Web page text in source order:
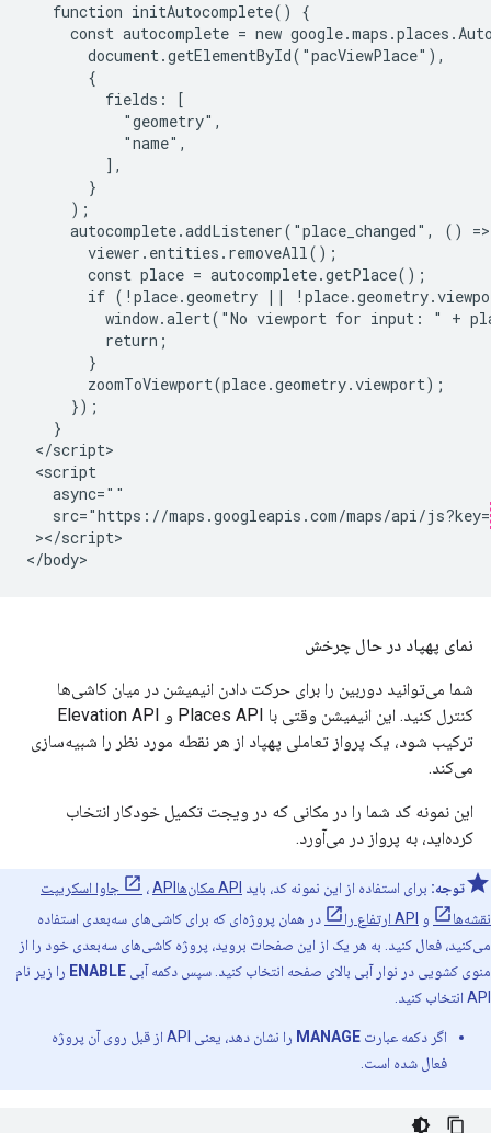
   function initAutocomplete() {
const autocomplete = new
       document.getElementById("pacViewPlace"),
       {
         fields: [
           "geometry",
           "name",
         ],
       }
     );
autocomplete.addListener("place_changed", ()
       viewer.entities.removeAll();
       const place = autocomplete.getPlace();
if (!place.geometry ||
window.alert("No viewport for input: " +
         return;
       }
       zoomToViewport(place.geometry.viewport);
     });
   }
</script>
<script
   async=""
   src="https://maps.googleapis.com/maps/api/js?key=
></script>
نمای پهپاد در حال چرخش
شما می‌توانید دوربین را برای حرکت دادن انیمیشن در میان کاشی‌ها
کنترل کنید. این انیمیشن وقتی با Places API و Elevation API
ترکیب شود، یک پرواز تعاملی پهپاد از هر نقطه مورد نظر را شبیه‌سازی
می‌کند.
این نمونه کد شما را در مکانی که در ویجت تکمیل خودکار انتخاب
کرده‌اید، به پرواز در می‌آورد.
توجه: برای استفاده از این نمونه کد، باید API مکان‌ها ،
API جاوا اسکریپت
نقشه‌ها
و API ارتفاع را
در همان پروژه‌ای که برای کاشی‌های سه‌بعدی استفاده
می‌کنید، فعال کنید. به هر یک از این صفحات بروید، پروژه کاشی‌های سه‌بعدی خود را از
منوی کشویی در نوار آبی بالای صفحه انتخاب کنید. سپس دکمه آبی ENABLE را زیر نام
API انتخاب کنید.
اگر دکمه عبارت MANAGE
را نشان دهد، یعنی API از قبل روی آن پروژه
فعال شده است.